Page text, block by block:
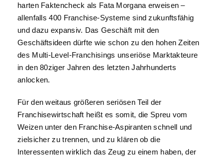
harten Faktencheck als Fata Morgana erweisen –
allenfalls 400 Franchise-Systeme sind zukunftsfähig
und dazu expansiv. Das Geschäft mit den
Geschäftsideen dürfte wie schon zu den hohen Zeiten
des Multi-Level-Franchisings unseriöse Marktakteure
in den 80ziger Jahren des letzten Jahrhunderts
anlocken.
Für den weitaus größeren seriösen Teil der
Franchisewirtschaft heißt es somit, die Spreu vom
Weizen unter den Franchise-Aspiranten schnell und
zielsicher zu trennen, und zu klären ob die
Interessenten wirklich das Zeug zu einem haben, der